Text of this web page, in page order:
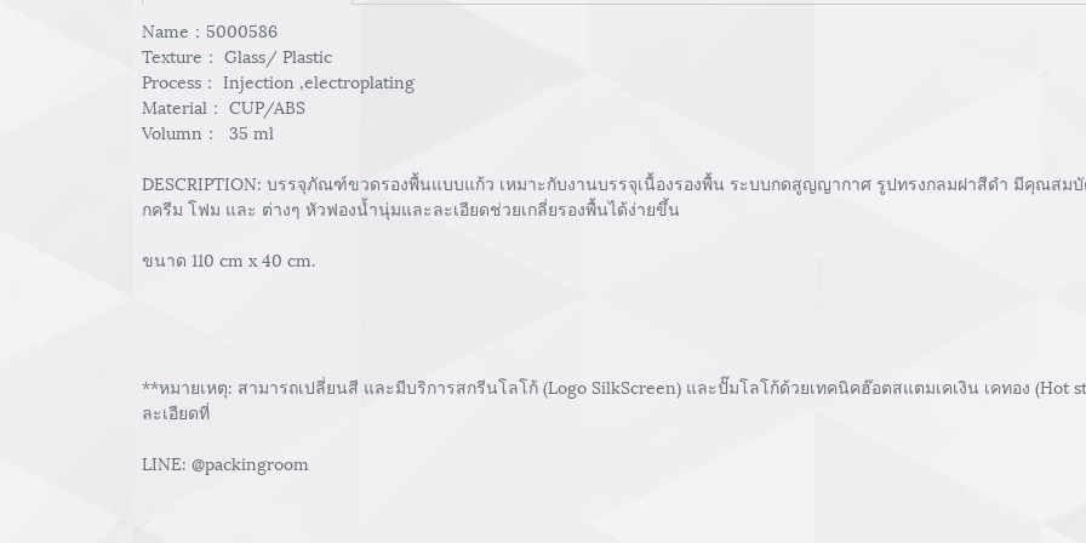
Name：5000586
Texture： Glass/ Plastic
Process： Injection ,electroplating
Material： CUP/ABS
Volumn： 35 ml
DESCRIPTION: บรรจุภัณฑ์ขวดรองพื้นแบบแก้ว เหมาะกับงานบรรจุเนื้องรองพื้น ระบบกดสูญญากาศ รูปทรงกลมฝาสีดำ มีคุณสม
กครีม โฟม และ ต่างๆ หัวฟองน้ำนุ่มและละเอียดช่วยเกลี่ยรองพื้นได้ง่ายขึ้น
ขนาด 110 cm x 40 cm.
**หมายเหตุ: สามารถเปลี่ยนสี และมีบริการสกรีนโลโก้ (Logo SilkScreen) และปั๊มโลโก้ด้วยเทคนิคฮ๊อตสแตมเคเงิน เคทอง (Hot
ละเอียดที่
LINE: @packingroom